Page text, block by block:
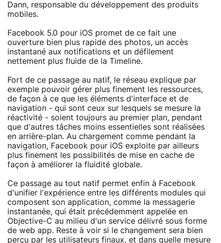
Dann, responsable du développement des produits
mobiles.
Facebook 5.0 pour iOS promet de ce fait une
ouverture bien plus rapide des photos, un accès
instantané aux notifications et un défilement
nettement plus fluide de la Timeline.
Fort de ce passage au natif, le réseau explique par
exemple pouvoir gérer plus finement les ressources,
de façon à ce que les éléments d'interface et de
navigation - qui sont ceux sur lesquels se mesure la
réactivité - soient toujours au premier plan, pendant
que d'autres tâches moins essentielles sont réalisées
en arrière-plan. Au chargement comme pendant la
navigation, Facebook pour iOS exploite par ailleurs
plus finement les possibilités de mise en cache de
façon à améliorer la fluidité globale.
Ce passage au tout natif permet enfin à Facebook
d'unifier l'expérience entre les différents modules qui
composent son application, comme la messagerie
instantanée, qui était précédemment appelée en
Objective-C au milieu d'un service délivré sous forme
de web app. Reste à voir si le changement sera bien
perçu par les utilisateurs finaux, et dans quelle mesure